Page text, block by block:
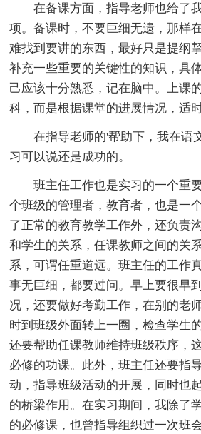
在备课方面，指导老师也给了
项。备课时，不要巨细无遗，那样
难找到要讲的东西，最好只是提纲
补充一些重要的关键性的知识，具
己应该十分熟悉，记在脑中。上课
科，而是根据课堂的进展情况，适
在指导老师的'帮助下，我在语
习可以说还是成功的。
班主任工作也是实习的一个重
个班级的管理者，教育者，也是一
了正常的教育教学工作外，还负责
和学生的关系，任课教师之间的关
系，可谓任重道远。班主任的工作
事无巨细，都要过问。早上要很早
况，还要做好考勤工作，在别的老
时到班级外面转上一圈，检查学生
还要帮助任课教师维持班级秩序，
必修的功课。此外，班主任还要指
动，指导班级活动的开展，同时也
的桥梁作用。在实习期间，我除了
的必修课，也曾指导组织过一次班